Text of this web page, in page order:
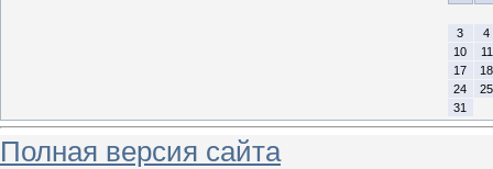
3
4
10
11
17
18
24
25
31
Полная версия сайта